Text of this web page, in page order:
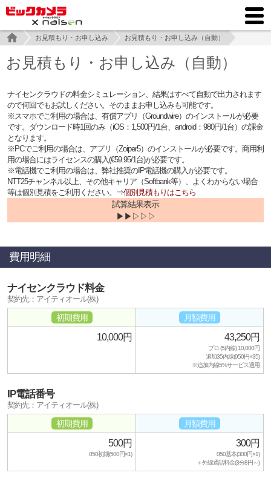
お見積もり・お申し込み お見積もり・お申し込み（自動）
お見積もり・お申し込み（自動）
ナイセンクラウドの料金シミュレーション、結果はすべて自動で出力されます
ので何回でもお試しください。そのままお申し込みも可能です。
※スマホでご利用の場合は、有償アプリ（Groundwire）のインストールが必要
です。ダウンロード時1回のみ（iOS：1,500円/1台、android：980円/1台）の課金
となります。
※PCでご利用の場合は、アプリ（Zoiper5）のインストールが必要です。商用利
用の場合にはライセンスの購入(€59.95/1台)が必要です。
※電話機でご利用の場合は、弊社推奨のIP電話機の購入が必要です。
NTT25チャンネル以上、その他キャリア（Softbank等）、よくわからない場合
等は個別見積をご利用ください。⇒個別見積もりはこちら
試算結果表示
▶▶▷▷▷
費用明細
ナイセンクラウド料金
契約先：アイティオール(株)
初期費用 月額費用
10,000円 43,250円
プロ (5内線) 10,000円
追加35内線(950円×35)
※追加内線5%サービス適用
IP電話番号
契約先：アイティオール(株)
初期費用 月額費用
500円
050初期(500円×1)
300円
050基本(300円×1)
＋外線通話料金(3分8円～)